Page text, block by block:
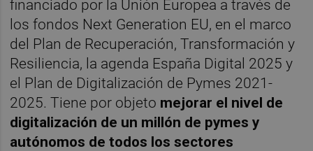
financiado por la Unión Europea a través de
los fondos Next Generation EU, en el marco
del Plan de Recuperación, Transformación y
Resiliencia, la agenda España Digital 2025 y
el Plan de Digitalización de Pymes 2021-
2025. Tiene por objeto mejorar el nivel de
digitalización de un millón de pymes y
autónomos de todos los sectores